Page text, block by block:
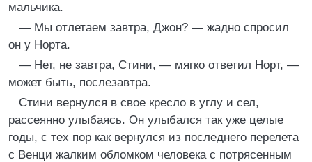
мальчика.
— Мы отлетаем завтра, Джон? — жадно спросил
он у Норта.
— Нет, не завтра, Стини, — мягко ответил Норт, —
может быть, послезавтра.
Стини вернулся в свое кресло в углу и сел,
рассеянно улыбаясь. Он улыбался так уже целые
годы, с тех пор как вернулся из последнего перелета
с Венци жалким обломком человека с потрясенным